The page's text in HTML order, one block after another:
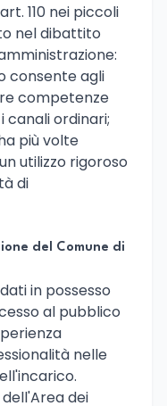
110 nei piccoli
nel dibattito
consente agli
competenze
canali ordinari;
più volte
utilizzo rigoroso
di
del Comune di
in possesso
al pubblico
nelle
dei